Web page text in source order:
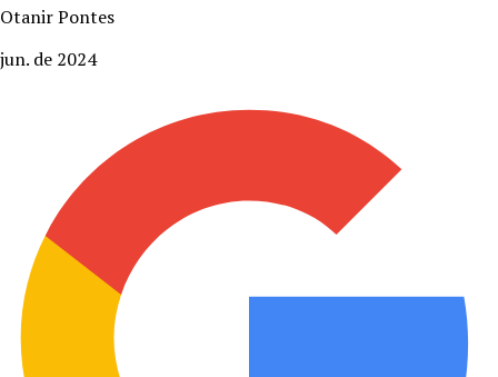
Otanir Pontes
jun. de 2024